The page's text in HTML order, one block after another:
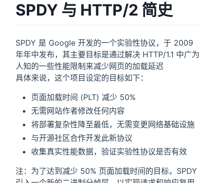
SPDY 与 HTTP/2 简史
SPDY 是 Google 开发的一个实验性协议，于 2009
年年中发布，其主要目标是通过解决 HTTP/1.1 中广为
人知的一些性能限制来减少网页的加载延迟
具体来说，这个项目设定的目标如下：
页面加载时间 (PLT) 减少 50%
无需网站作者修改任何内容
将部署复杂性降至最低，无需变更网络基础设施
与开源社区合作开发此新协议
收集真实性能数据，验证实验性协议是否有效
注：为了达到减少 50% 页面加载时间的目标，SPDY